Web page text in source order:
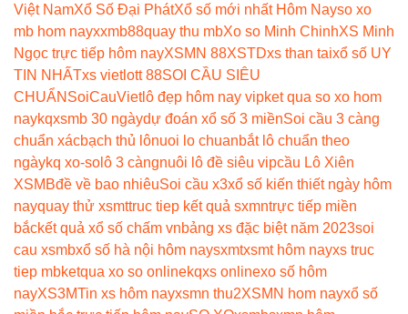
Việt NamXổ Số Đại PhátXổ số mới nhất Hôm Nayso xo
mb hom nayxxmb88quay thu mbXo so Minh ChinhXS Minh
Ngọc trực tiếp hôm nayXSMN 88XSTDxs than taixổ số UY
TIN NHẤTxs vietlott 88SOI CẦU SIÊU
CHUẨN SoiCauVietlô đẹp hôm nay vipket qua so xo hom
naykqxsmb 30 ngàydự đoán xổ số 3 miềnSoi cầu 3 càng
chuẩn xácbạch thủ lônuoi lo chuanbắt lô chuẩn theo
ngàykq xo-so lô 3 càngnuôi lô đề siêu vipcầu Lô Xiên
XSMBđề về bao nhiêuSoi cầu x3xổ số kiến thiết ngày hôm
nayquay thử xsmttruc tiep kết quả sxmntrực tiếp miền
bắckết quả xổ số chấm vnbảng xs đặc biệt năm 2023soi
cau xsmbxổ số hà nội hôm naysxmtxsmt hôm nayxs truc
tiep mbketqua xo so onlinekqxs onlinexo số hôm
nayXS3MTin xs hôm nayxsmn thu2XSMN hom nayxổ số